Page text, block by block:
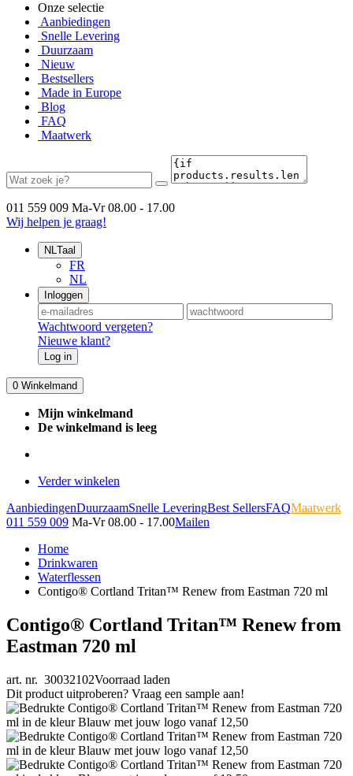
Onze selectie
Aanbiedingen
Snelle Levering
Duurzaam
Nieuw
Bestsellers
Made in Europe
Blog
FAQ
Maatwerk
011 559 009 Ma-Vr 08.00 - 17.00
Wij helpen je graag!
NLTaal
FR
NL
Inloggen
Wachtwoord vergeten?
Nieuwe klant?
Log in
0 Winkelmand
Mijn winkelmand
De winkelmand is leeg
Verder winkelen
AanbiedingenDuurzaamSnelle LeveringBest SellersFAQMaatwerk
011 559 009 Ma-Vr 08.00 - 17.00Mailen
Home
Drinkwaren
Waterflessen
Contigo® Cortland Tritan™ Renew from Eastman 720 ml
Contigo® Cortland Tritan™ Renew from
Eastman 720 ml
art. nr. 30032102Voorraad laden
Dit product uitproberen? Vraag een sample aan!